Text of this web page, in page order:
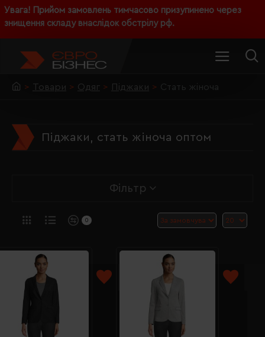
Увага! Прийом замовлень тимчасово призупинено через
знищення складу внаслідок обстрілу рф.
Товари Одяг Піджаки Стать жіноча
Піджаки, стать жіноча оптом
Фільтр
0